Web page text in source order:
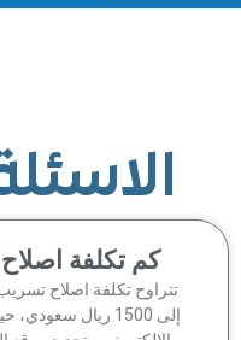
الاسئلة
كم تكلفة اصلاح
إلى 1500 ريال سعودي، حيث